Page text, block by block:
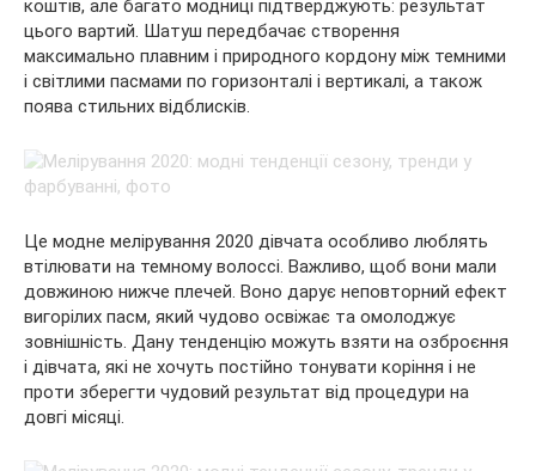
коштів, але багато модниці підтверджують: результат
цього вартий. Шатуш передбачає створення
максимально плавним і природного кордону між темними
і світлими пасмами по горизонталі і вертикалі, а також
поява стильних відблисків.
Це модне мелірування 2020 дівчата особливо люблять
втілювати на темному волоссі. Важливо, щоб вони мали
довжиною нижче плечей. Воно дарує неповторний ефект
вигорілих пасм, який чудово освіжає та омолоджує
зовнішність. Дану тенденцію можуть взяти на озброєння
і дівчата, які не хочуть постійно тонувати коріння і не
проти зберегти чудовий результат від процедури на
довгі місяці.